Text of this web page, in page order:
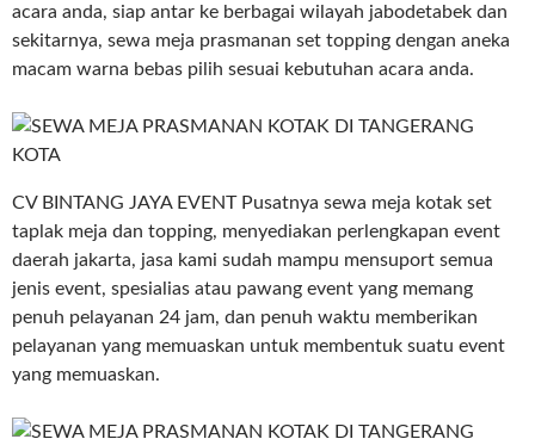
acara anda, siap antar ke berbagai wilayah jabodetabek dan
sekitarnya, sewa meja prasmanan set topping dengan aneka
macam warna bebas pilih sesuai kebutuhan acara anda.
CV BINTANG JAYA EVENT Pusatnya sewa meja kotak set
taplak meja dan topping, menyediakan perlengkapan event
daerah jakarta, jasa kami sudah mampu mensuport semua
jenis event, spesialias atau pawang event yang memang
penuh pelayanan 24 jam, dan penuh waktu memberikan
pelayanan yang memuaskan untuk membentuk suatu event
yang memuaskan.